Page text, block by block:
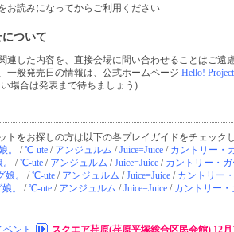
お読みになってからご利用ください
ついて
連した内容を、直接会場に問い合わせることはご遠慮
一般発売日の情報は、公式ホームページ Hello! Project
場合は発表まで待ちましょう)
トをお探しの方は以下の各プレイガイドをチェック
。 /℃-ute / アンジュルム /Juice=Juice / カントリー・
/℃-ute / アンジュルム /Juice=Juice / カントリー・
。 /℃-ute / アンジュルム /Juice=Juice / カントリー
。 /℃-ute / アンジュルム /Juice=Juice / カントリー
ント スクエア荏原(荏原平塚総合区民会館) 12